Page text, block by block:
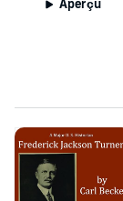
Aperçu